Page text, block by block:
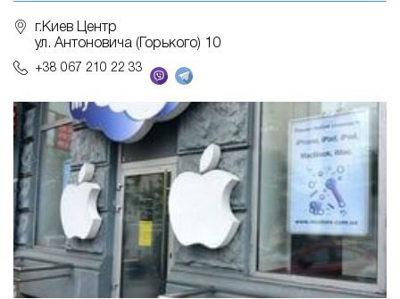
г.Киев Центр
ул. Антоновича (Горького) 10
+38 067 210 22 33